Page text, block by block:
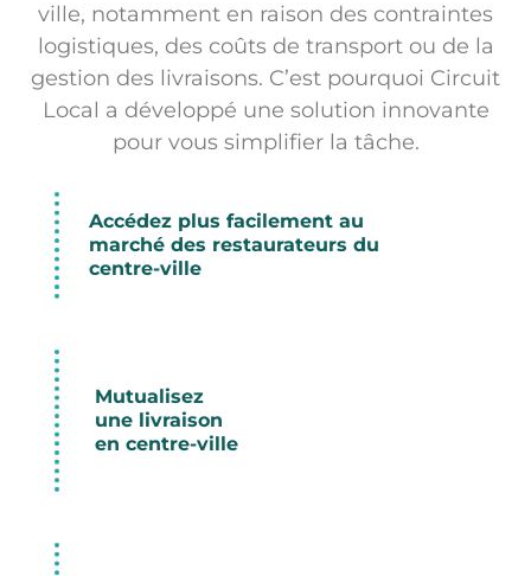
ville, notamment en raison des contraintes
logistiques, des coûts de transport ou de la
gestion des livraisons. C’est pourquoi Circuit
Local a développé une solution innovante
pour vous simplifier la tâche.
Accédez plus facilement au
marché des restaurateurs du
centre-ville
Mutualisez
une livraison
en centre-ville